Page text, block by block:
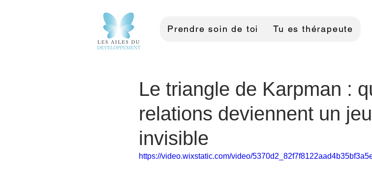
Prendre soin de toi Tu es thérapeute
Le triangle de Karpman :
relations deviennent un
invisible
https://video.wixstatic.com/video/